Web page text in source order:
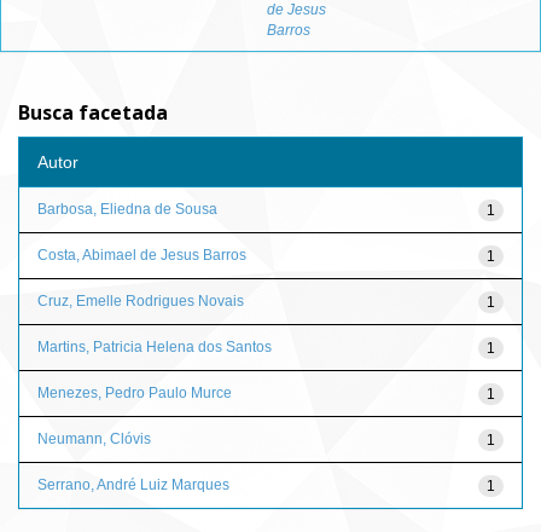
de Jesus
Barros
Busca facetada
Autor
1
Barbosa, Eliedna de Sousa
1
Costa, Abimael de Jesus Barros
1
Cruz, Emelle Rodrigues Novais
1
Martins, Patricia Helena dos Santos
1
Menezes, Pedro Paulo Murce
1
Neumann, Clóvis
1
Serrano, André Luiz Marques